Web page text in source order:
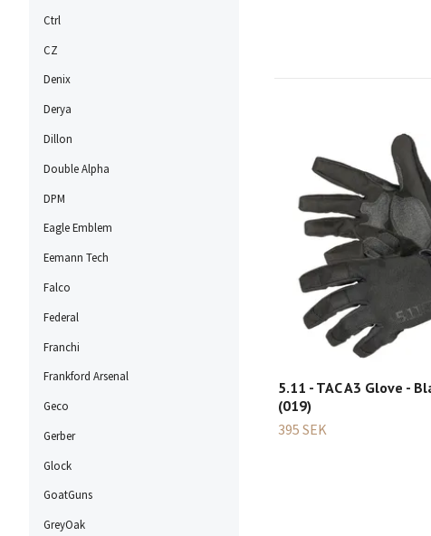
Ctrl
CZ
Denix
Derya
Dillon
Double Alpha
DPM
Eagle Emblem
Eemann Tech
Falco
Federal
Franchi
Frankford Arsenal
Geco
Gerber
Glock
GoatGuns
GreyOak
5.11 - TAC A3 Glove -
(019)
395 SEK